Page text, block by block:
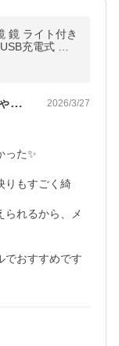
鏡 ライト付き
充電式 コ
女優ミラー届いたんだけど、めっちゃよか… 2026/3/27
った✨
りもすごく綺
られるから、メ
でおすすめです